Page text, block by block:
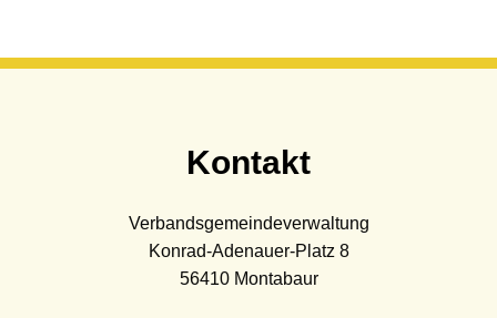
Kontakt
Verbandsgemeindeverwaltung
Konrad-Adenauer-Platz 8
56410 Montabaur